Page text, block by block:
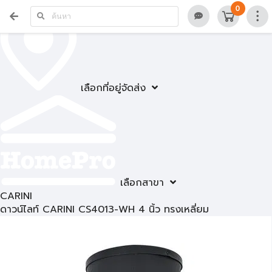
เลือกที่อยู่จัดส่ง
เลือกสาขา
0
CARINI
ดาวน์ไลท์ CARINI CS4013-WH 4 นิ้ว ทรงเหลี่ยม